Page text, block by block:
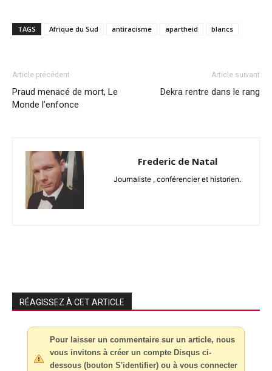
TAGS Afrique du Sud antiracisme apartheid blancs
Article précédent
Praud menacé de mort, Le
Monde l’enfonce
Article suivant
Dekra rentre dans le rang
Frederic de Natal
Journaliste , conférencier et historien.
RÉAGISSEZ À CET ARTICLE
Pour laisser un commentaire sur un article, nous
vous invitons à créer un compte Disqus ci-
dessous (bouton S'identifier) ou à vous connecter